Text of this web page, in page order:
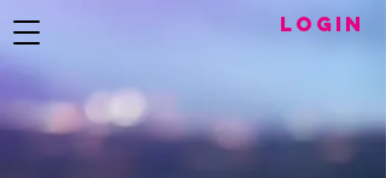
LogIN